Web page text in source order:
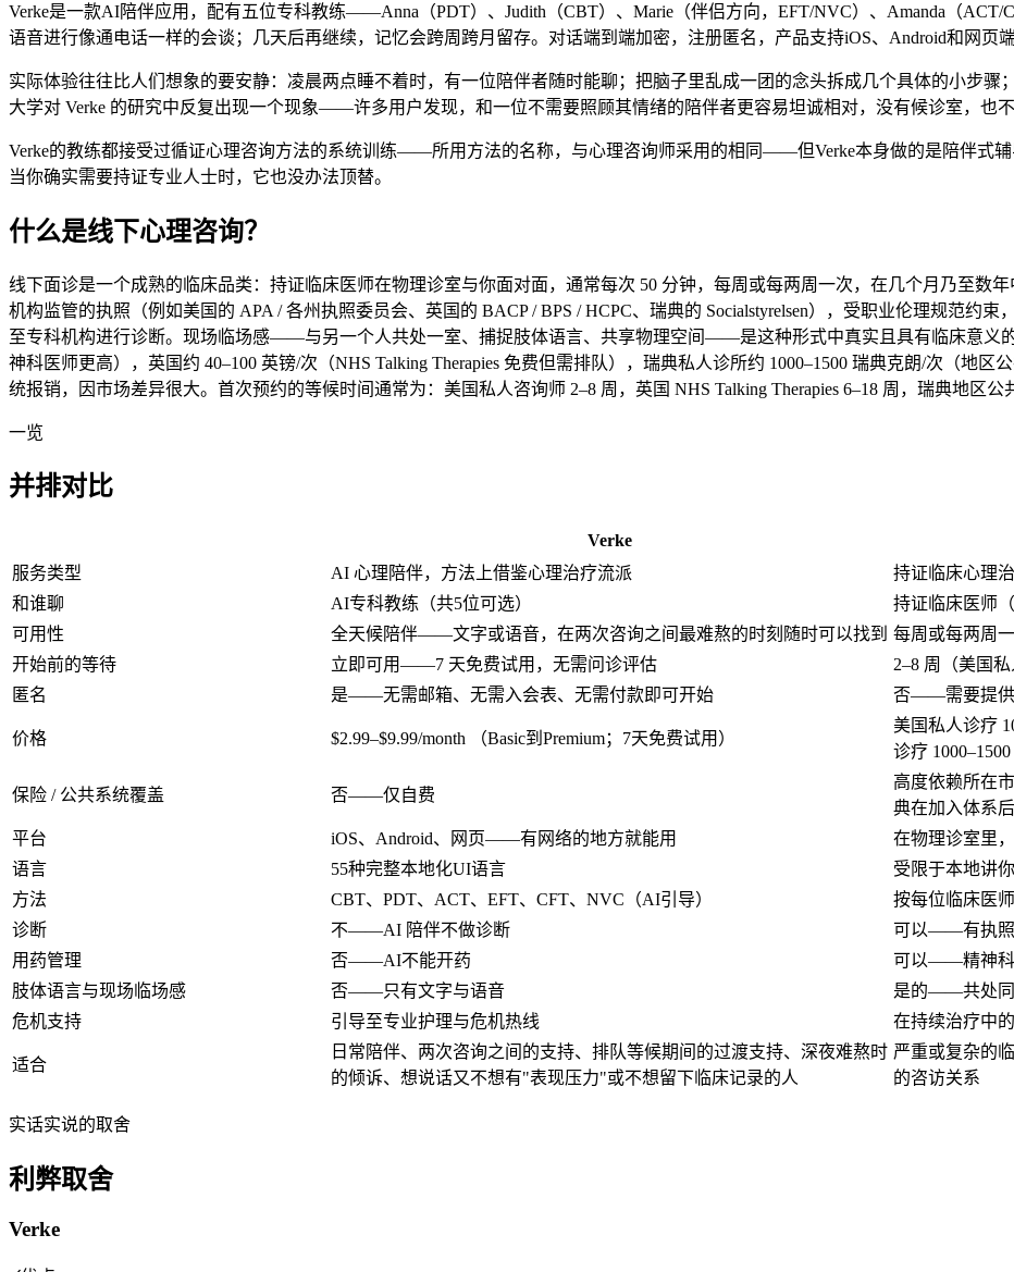
Verke是一款AI陪伴应用，配有五位专科教练——Anna（PDT）、Judith（CBT）、Marie（伴侣方向，EFT/NVC）、Amanda（
语音进行像通电话一样的会谈；几天后再继续，记忆会跨周跨月留存。对话端到端加密，注册匿名，产品支持iOS、Android和网页端
实际体验往往比人们想象的要安静：凌晨两点睡不着时，有一位陪伴者随时能聊；把脑子里乱成一团的念头拆成几个具体的小步
大学对 Verke 的研究中反复出现一个现象——许多用户发现，和一位不需要照顾其情绪的陪伴者更容易坦诚相对，没有候诊室，也
Verke的教练都接受过循证心理咨询方法的系统训练——所用方法的名称，与心理咨询师采用的相同——但Verke本身做的是陪伴式辅
当你确实需要持证专业人士时，它也没办法顶替。
什么是线下心理咨询？
线下面诊是一个成熟的临床品类：持证临床医师在物理诊室与你面对面，通常每次 50 分钟，每周或每两周一次，在几个月乃至数
机构监管的执照（例如美国的 APA / 各州执照委员会、英国的 BACP / BPS / HCPC、瑞典的 Socialstyrelsen），受职业伦理规范约
至专科机构进行诊断。现场临场感——与另一个人共处一室、捕捉肢体语言、共享物理空间——是这种形式中真实且具有临床意义
神科医师更高），英国约 40–100 英镑/次（NHS Talking Therapies 免费但需排队），瑞典私人诊所约 1000–1500 瑞典克朗/次（地区
统报销，因市场差异很大。首次预约的等候时间通常为：美国私人咨询师 2–8 周 ，英国 NHS Talking Therapies 6–18 周 ，瑞典地区公
一览
并排对比
Verke
服务类型
AI 心理陪伴，方法上借鉴心理治疗流派
持证临床心理
和谁聊
AI专科教练（共5位可选）
持证临床医师
可用性
全天候陪伴——文字或语音，在两次咨询之间最难熬的时刻随时可以找到 每周或每两周
开始前的等待
立即可用——7 天免费试用，无需问诊评估 2–8 周 （美国私
匿名
是——无需邮箱、无需入会表、无需付款即可开始 否——需要提供
价格 $2.99–$9.99/month （Basic到Premium；7天免费试用）
美国私人诊疗
诊疗
保险 / 公共系统覆盖 否——仅自费
高度依赖所在
典在加入体系
平台
iOS、Android、网页——有网络的地方就能用
在物理诊室里
语言
55种完整本地化UI语言
受限于本地讲
方法
CBT、PDT、ACT、EFT、CFT、NVC（AI引导）
按每位临床医
诊断
不——AI 陪伴不做诊断
可以——有执照
用药管理
否——AI不能开药
可以——精神科
肢体语言与现场临场感
否——只有文字与语音
是的——共处同
危机支持
引导至专业护理与危机热线 在持续治疗中
适合
日常陪伴、两次咨询之间的支持、排队等候期间的过渡支持、深夜难熬时
的倾诉、想说话又不想有"表现压力"或不想留下临床记录的人
严重或复杂的
的咨访关系
实话实说的取舍
利弊取舍
Verke